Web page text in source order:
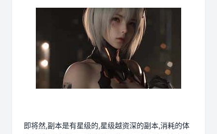
即将然,副本是有星级的,星级越资深的副本,消耗的体